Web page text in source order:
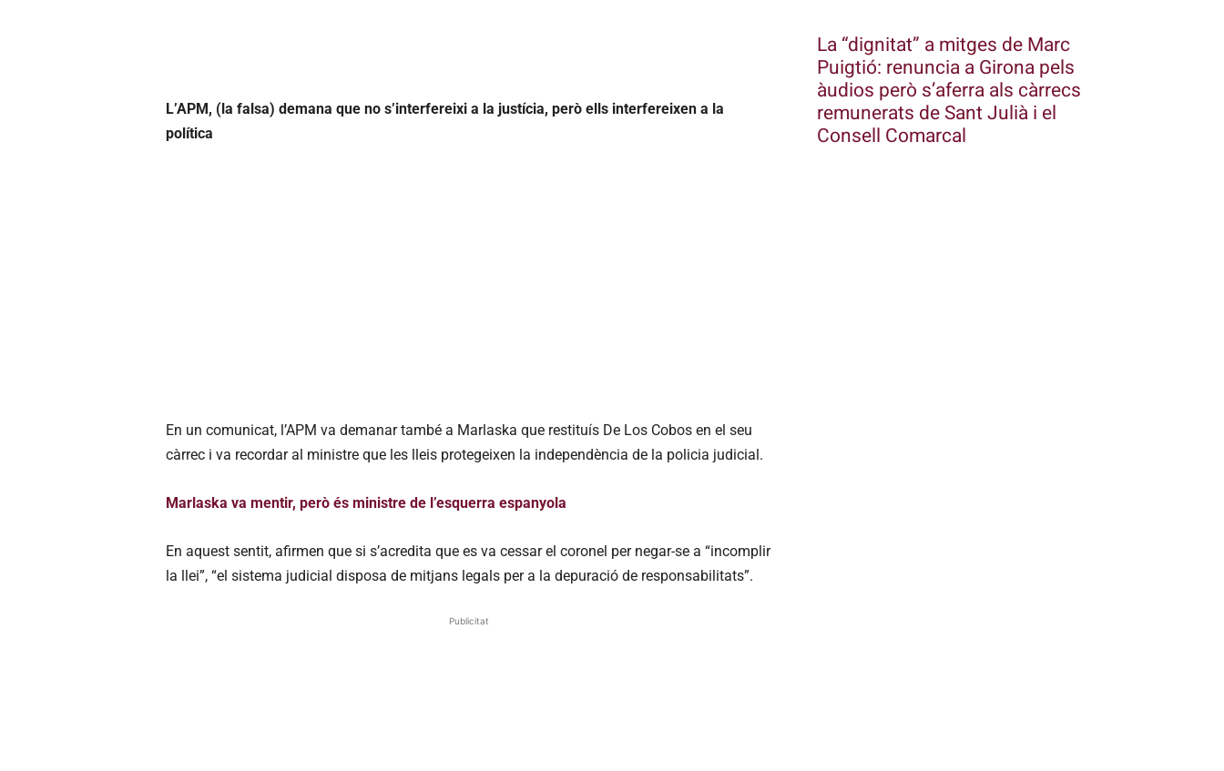
L’APM, (la falsa) demana que no s’interfereixi a la justícia, però ells interfereixen a la
política
En un comunicat, l’APM va demanar també a Marlaska que restituís De Los Cobos en el seu
càrrec i va recordar al ministre que les lleis protegeixen la independència de la policia judicial.
Marlaska va mentir, però és ministre de l’esquerra espanyola
En aquest sentit, afirmen que si s’acredita que es va cessar el coronel per negar-se a “incomplir
la llei”, “el sistema judicial disposa de mitjans legals per a la depuració de responsabilitats”.
Publicitat
La “dignitat” a mitges de Marc
Puigtió: renuncia a Girona pels
àudios però s’aferra als càrrecs
remunerats de Sant Julià i el
Consell Comarcal